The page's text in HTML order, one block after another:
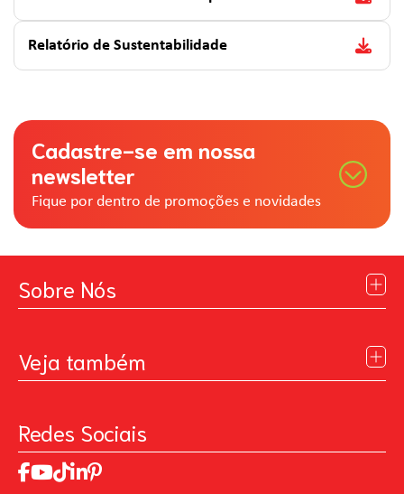
Relatório de Sustentabilidade
Cadastre-se em nossa
newsletter
Fique por dentro de promoções e novidades
Sobre Nós
Contato
Trabalhe Conosco
Relatório de Sustentabilidade 2025
Código de ética
Veja também
MasterChef
Art Of Love
Redes Sociais